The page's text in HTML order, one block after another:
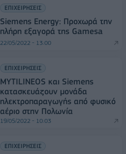
ΕΠΙΧΕΙΡΗΣΕΙΣ
Siemens Energy: Προχωρά την
πλήρη εξαγορά της Gamesa
22/05/2022 - 13:00
ΕΠΙΧΕΙΡΗΣΕΙΣ
MYTILINEOS και Siemens
κατασκευάζουν μονάδα
ηλεκτροπαραγωγής από φυσικό
αέριο στην Πολωνία
19/05/2022 - 10:03
ΕΠΙΧΕΙΡΗΣΕΙΣ